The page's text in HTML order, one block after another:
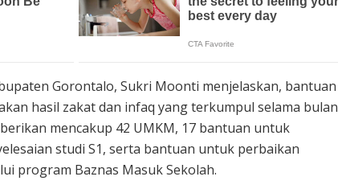
Gorontalo, Sukri Moonti menjelaskan, bantuan
hasil zakat dan infaq yang terkumpul selama bulan
mencakup 42 UMKM, 17 bantuan untuk
studi S1, serta bantuan untuk perbaikan
program Baznas Masuk Sekolah.